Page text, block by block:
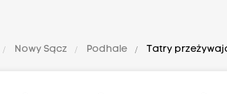
Nowy Sącz Podhale Tatry